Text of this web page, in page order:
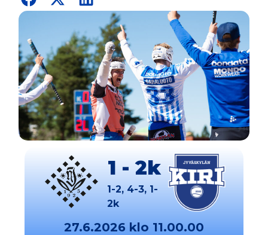
1 - 2k
1-2, 4-3, 1-
2k
27.6.2026 klo 11.00.00